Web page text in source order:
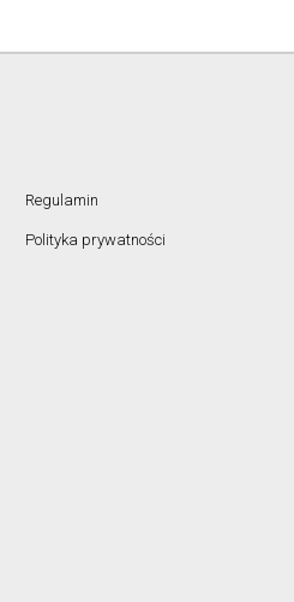
Regulamin
Polityka prywatności